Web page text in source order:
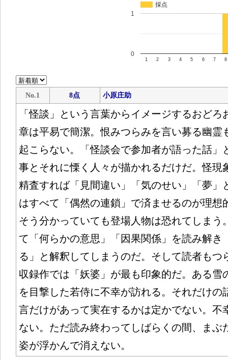
採点
1 2 3 4 5 6 7 8
0
1
No.1 8点 小原庄助
「怪談」という言葉からイメージするおど
章は平易で簡潔。恨みつらみを言い募る幽霊
起こらない。「怪談会で参加者が語った話」
事とそれに慄く人々が描かれるだけだ。怪現
精査すれば「見間違い」「気のせい」「夢」
はすべて「偶然の連鎖」で済ませるのが理想
そう分かっていても登場人物は恐れてしまう
て「何らかの意思」「因果関係」を読み解き
る」と解釈してしまうのだ。そして読者もつ
収録作では「妖婆」が最も印象的だ。ある雪
を目撃した若侍に不幸が訪れる。それだけの
言だけがあって実在するかは定かでない。不
ない。ただ読み終わってしばらくの間、まぶ
姿が浮かんで消えない。